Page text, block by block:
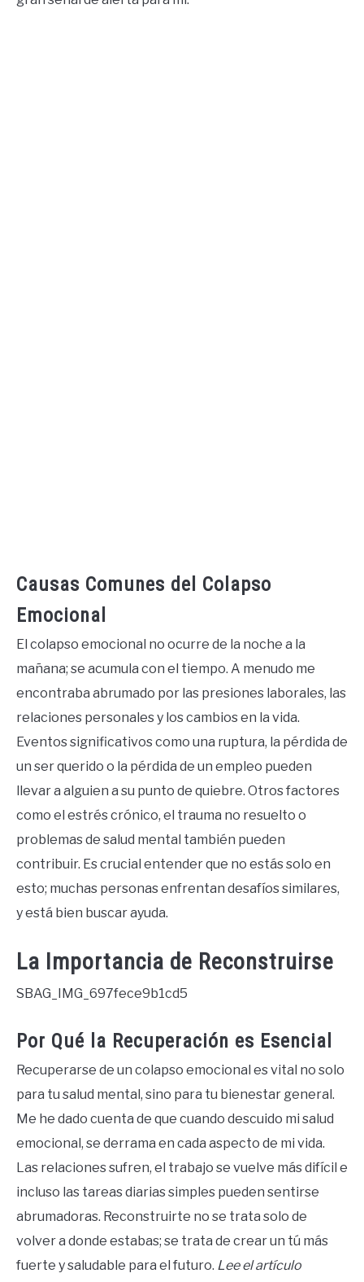
Causas Comunes del Colapso
Emocional
El colapso emocional no ocurre de la noche a la
mañana; se acumula con el tiempo. A menudo me
encontraba abrumado por las presiones laborales, las
relaciones personales y los cambios en la vida.
Eventos significativos como una ruptura, la pérdida de
un ser querido o la pérdida de un empleo pueden
llevar a alguien a su punto de quiebre. Otros factores
como el estrés crónico, el trauma no resuelto o
problemas de salud mental también pueden
contribuir. Es crucial entender que no estás solo en
esto; muchas personas enfrentan desafíos similares,
y está bien buscar ayuda.
La Importancia de Reconstruirse
SBAG_IMG_697fece9b1cd5
Por Qué la Recuperación es Esencial
Recuperarse de un colapso emocional es vital no solo
para tu salud mental, sino para tu bienestar general.
Me he dado cuenta de que cuando descuido mi salud
emocional, se derrama en cada aspecto de mi vida.
Las relaciones sufren, el trabajo se vuelve más difícil e
incluso las tareas diarias simples pueden sentirse
abrumadoras. Reconstruirte no se trata solo de
volver a donde estabas; se trata de crear un tú más
fuerte y saludable para el futuro. Lee el artículo